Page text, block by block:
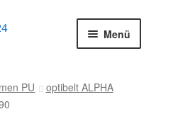
Menü
PU
optibelt ALPHA